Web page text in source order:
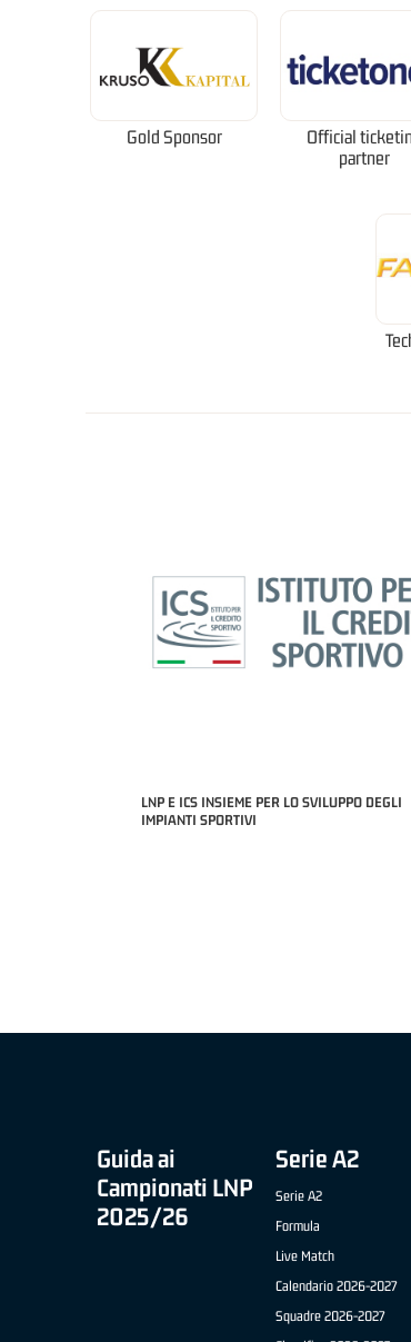
Gold Sponsor
Official
partner
LNP E ICS INSIEME PER LO SVILUPPO DEGLI
IMPIANTI SPORTIVI
Guida ai
Campionati LNP
2025/26
Serie A2
Serie A2
Formula
Live Match
Calendario 2026-2027
Squadre 2026-2027